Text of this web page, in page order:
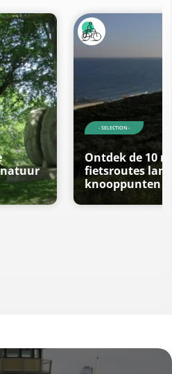
- SELECTION -
Ontdek de 10
fietsroutes
knooppunten